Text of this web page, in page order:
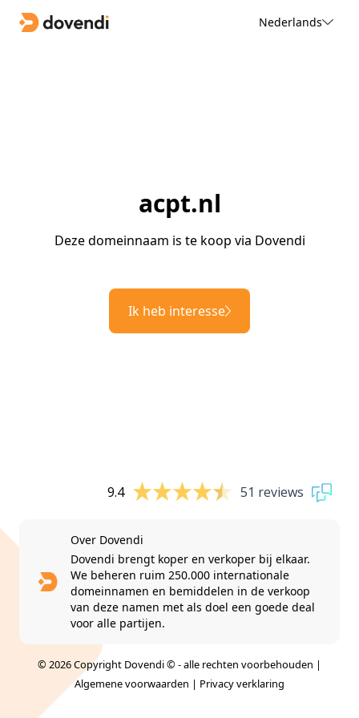
Nederlands
acpt.nl
Deze domeinnaam is te koop via Dovendi
Ik heb interesse
9.4 51 reviews
Over Dovendi
Dovendi brengt koper en verkoper bij elkaar.
We beheren ruim 250.000 internationale
domeinnamen en bemiddelen in de verkoop
van deze namen met als doel een goede deal
voor alle partijen.
© 2026 Copyright Dovendi © - alle rechten voorbehouden |
Algemene voorwaarden | Privacy verklaring